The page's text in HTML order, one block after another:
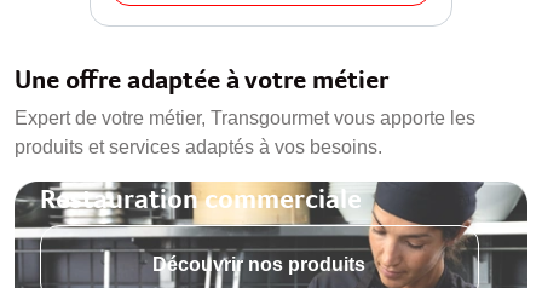
Une offre adaptée à votre métier
Expert de votre métier, Transgourmet vous apporte les
produits et services adaptés à vos besoins.
Restauration commerciale
Découvrir nos produits